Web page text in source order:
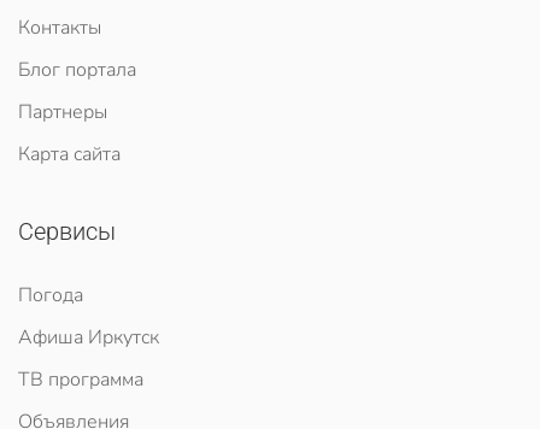
Контакты
Блог портала
Партнеры
Карта сайта
Сервисы
Погода
Афиша Иркутск
ТВ программа
Объявления